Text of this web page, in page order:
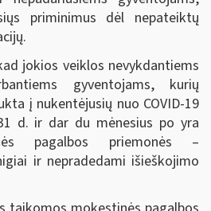
priminimus dėl nepateiktų
jokios veiklos nevykdantiems
gyventojams, kurių
į nukentėjusių nuo COVID-19
d. ir dar du mėnesius po yra
pagalbos priemonės –
ir nepradedami išieškojimo